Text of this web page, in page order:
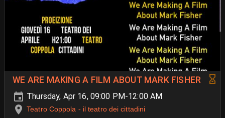
WE ARE MAKING A FILM ABOUT MARK FISHER
Thursday, Apr 16, 09:00 PM-12:00 AM
Teatro Coppola - il teatro dei cittadini